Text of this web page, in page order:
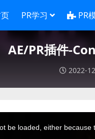
PR学习 PR
AE/PR插件-
2022-
be loaded, either